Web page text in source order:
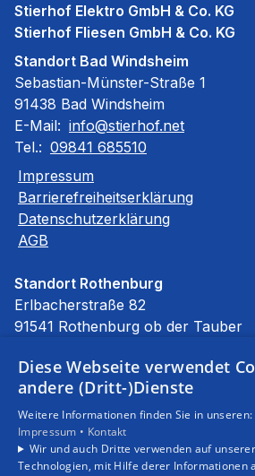
Stierhof Elektro GmbH & Co. KG
Stierhof Fliesen GmbH & Co. KG
Standort Bad Windsheim
Sebastian-Münster-Straße 1
91438 Bad Windsheim
E-Mail: info@stierhof.net
Tel.: 09841 685510
Impressum
Barrierefreiheitserklärung
Datenschutzerklärung
AGB
Standort Rothenburg
Erlbacherstraße 82
91541 Rothenburg ob der Tauber
Tel.: 09861 94590
Unsere Bereiche
Privatkunden
Gewerbekunden
Karriere
Diese Webseite verwendet
andere (Dritt-)Dienste
Weitere Informationen finden Sie in unseren:
Impressum • Kontakt
Wir und auch Dritte verwenden auf
Technologien, mit Hilfe derer Informationen